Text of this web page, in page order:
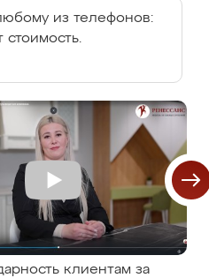
из телефонов:
клиентам за